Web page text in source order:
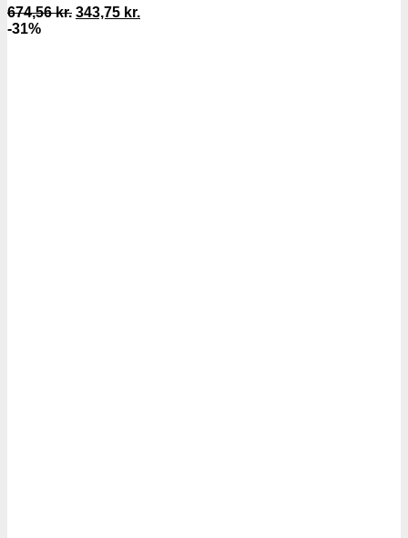
674,56kr. Den
343,75 kr.
-31%